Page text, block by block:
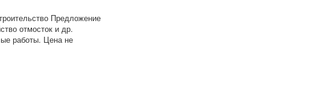
Предложение
отмосток и др.
работы. Цена не